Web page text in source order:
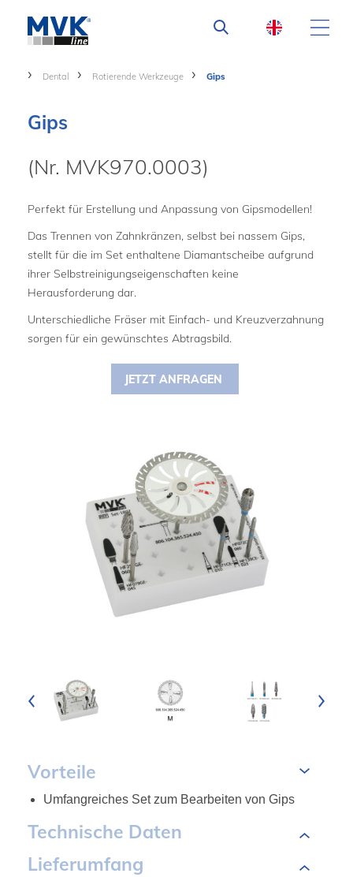
Dental Rotierende Werkzeuge Gips
Gips
(Nr. MVK970.0003)
Perfekt für Erstellung und Anpassung von Gipsmodellen!
Das Trennen von Zahnkränzen, selbst bei nassem Gips,
stellt für die im Set enthaltene Diamantscheibe aufgrund
ihrer Selbstreinigungseigenschaften keine
Herausforderung dar.
Unterschiedliche Fräser mit Einfach- und Kreuzverzahnung
sorgen für ein gewünschtes Abtragsbild.
JETZT ANFRAGEN
Vorteile
Umfangreiches Set zum Bearbeiten von Gips
Technische Daten
Lieferumfang